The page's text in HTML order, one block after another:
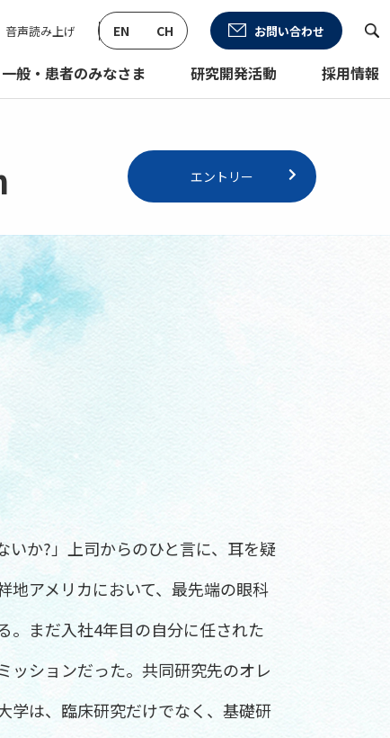
一般・患者のみなさま 研究開発活動 採用情報
音声読み上げ
げる EN CH お問い合わせ
エントリー
いか?」上司からのひと言に、耳を疑
地アメリカにおいて、最先端の眼科
。まだ入社4年目の自分に任された
ッションだった。共同研究先のオレ
学は、臨床研究だけでなく、基礎研